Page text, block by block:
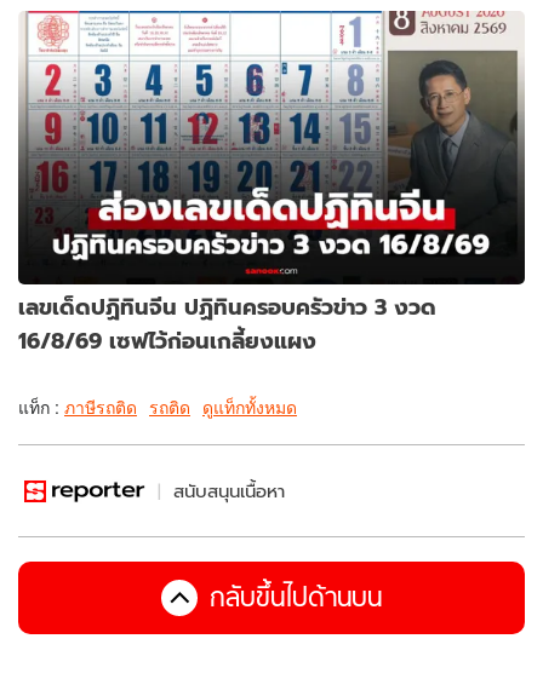
เลขเด็ดปฏิทินจีน ปฏิทินครอบครัวข่าว 3 งวด
16/8/69 เซฟไว้ก่อนเกลี้ยงแผง
แท็ก : ภาษีรถติด รถติด ดูแท็กทั้งหมด
สนับสนุนเนื้อหา
กลับขึ้นไปด้านบน